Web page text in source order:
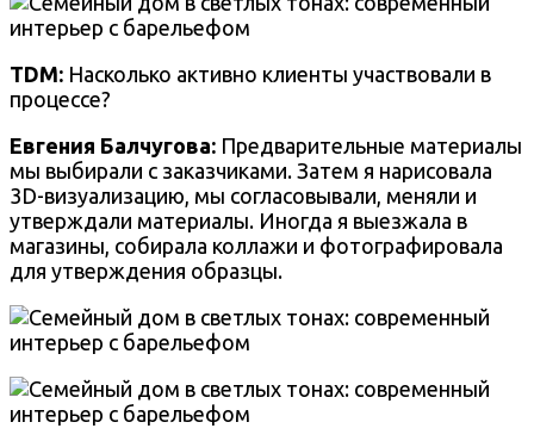
TDM: Насколько активно клиенты участвовали в
процессе?
Евгения Балчугова: Предварительные материалы
мы выбирали с заказчиками. Затем я нарисовала
3D-визуализацию, мы согласовывали, меняли и
утверждали материалы. Иногда я выезжала в
магазины, собирала коллажи и фотографировала
для утверждения образцы.